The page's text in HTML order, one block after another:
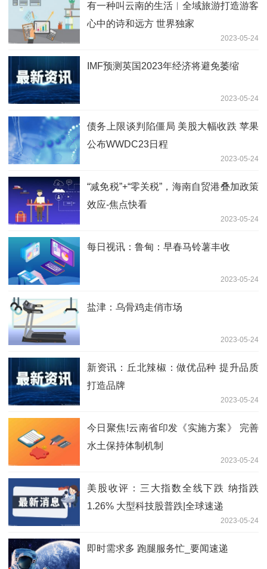
有一种叫云南的生活︱全域旅游打造游客
心中的诗和远方 世界独家
2023-05-24
IMF预测英国2023年经济将避免萎缩
2023-05-24
债务上限谈判陷僵局 美股大幅收跌 苹果
公布WWDC23日程
2023-05-24
“减免税”+“零关税”，海南自贸港叠加政策
效应-焦点快看
2023-05-24
每日视讯：鲁甸：早春马铃薯丰收
2023-05-24
盐津：乌骨鸡走俏市场
2023-05-24
新资讯：丘北辣椒：做优品种 提升品质
打造品牌
2023-05-24
今日聚焦!云南省印发《实施方案》 完善
水土保持体制机制
2023-05-24
美股收评：三大指数全线下跌 纳指跌
1.26% 大型科技股普跌|全球速递
2023-05-24
即时需求多 跑腿服务忙_要闻速递